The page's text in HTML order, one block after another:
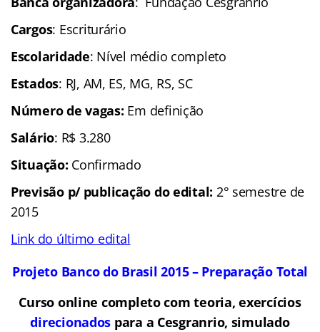
Cargos: Escriturário
Escolaridade: Nível médio completo
Estados: RJ, AM, ES, MG, RS, SC
Número de vagas: Em definição
Salário: R$ 3.280
Situação: Confirmado
Previsão p/ publicação do edital: 2° semestre de
2015
Link do último edital
Projeto Banco do Brasil 2015 – Preparação Total
Curso online completo com teoria, exercícios
direcionados para a Cesgranrio, simulado